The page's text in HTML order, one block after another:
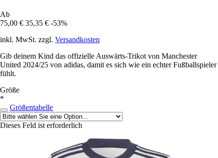
Ab
75,00 € 35,35 € -53%
inkl. MwSt. zzgl. Versandkosten
Gib deinem Kind das offizielle Auswärts-Trikot von Manchester
United 2024/25 von adidas, damit es sich wie ein echter Fußballspieler
fühlt.
Größe
*
Größentabelle
Dieses Feld ist erforderlich